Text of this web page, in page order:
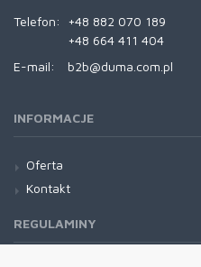
Telefon:
+48 882 070 189
+48 664 411 404
E-mail:
b2b@duma.com.pl
INFORMACJE
Oferta
Kontakt
REGULAMINY